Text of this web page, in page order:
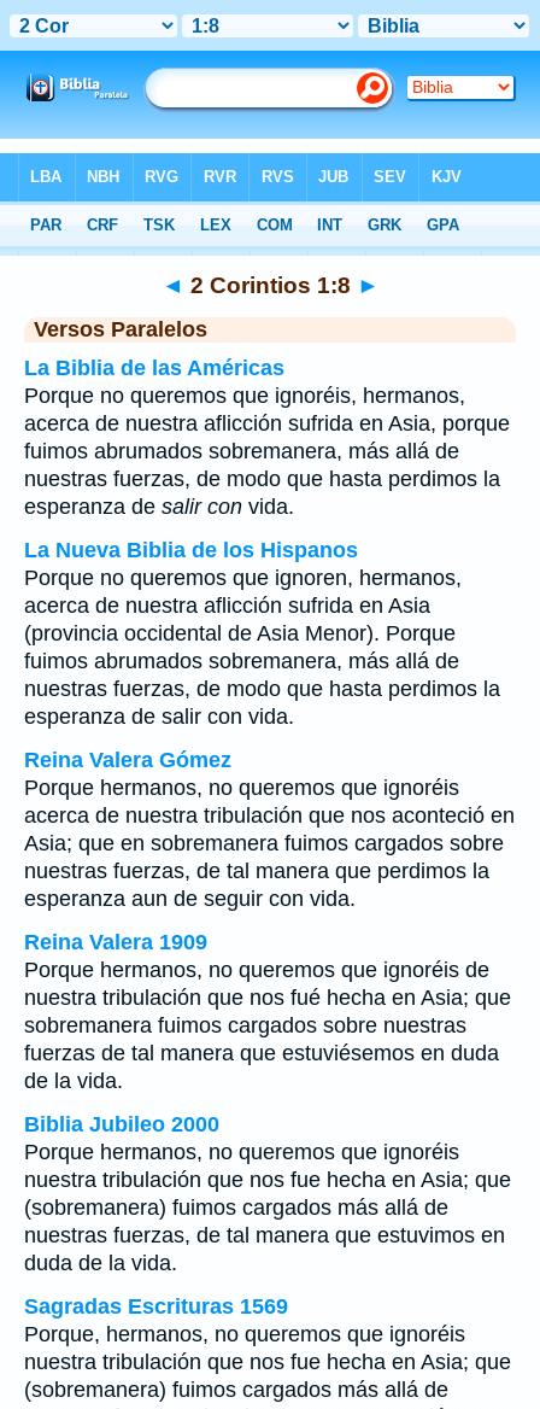
>2 Corintios Capítulo 1 > Verso 8
◄ 2 Corintios 1:8 ►
Versos Paralelos
La Biblia de las Américas
Porque no queremos que ignoréis, hermanos,
acerca de nuestra aflicción sufrida en Asia, porque
fuimos abrumados sobremanera, más allá de
nuestras fuerzas, de modo que hasta perdimos la
esperanza de salir con vida.
La Nueva Biblia de los Hispanos
Porque no queremos que ignoren, hermanos,
acerca de nuestra aflicción sufrida en Asia
(provincia occidental de Asia Menor). Porque
fuimos abrumados sobremanera, más allá de
nuestras fuerzas, de modo que hasta perdimos la
esperanza de salir con vida.
Reina Valera Gómez
Porque hermanos, no queremos que ignoréis
acerca de nuestra tribulación que nos aconteció en
Asia; que en sobremanera fuimos cargados sobre
nuestras fuerzas, de tal manera que perdimos la
esperanza aun de seguir con vida.
Reina Valera 1909
Porque hermanos, no queremos que ignoréis de
nuestra tribulación que nos fué hecha en Asia; que
sobremanera fuimos cargados sobre nuestras
fuerzas de tal manera que estuviésemos en duda
de la vida.
Biblia Jubileo 2000
Porque hermanos, no queremos que ignoréis
nuestra tribulación que nos fue hecha en Asia; que
(sobremanera) fuimos cargados más allá de
nuestras fuerzas, de tal manera que estuvimos en
duda de la vida.
Sagradas Escrituras 1569
Porque, hermanos, no queremos que ignoréis
nuestra tribulación que nos fue hecha en Asia; que
(sobremanera) fuimos cargados más allá de